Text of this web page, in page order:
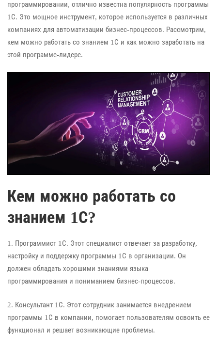
программировании, отлично известна популярность программы
1С. Это мощное инструмент, которое используется в различных
компаниях для автоматизации бизнес-процессов. Рассмотрим,
кем можно работать со знанием 1С и как можно заработать на
этой программе-лидере.
Кем можно работать со
знанием 1С?
1. Программист 1С. Этот специалист отвечает за разработку,
настройку и поддержку программы 1С в организации. Он
должен обладать хорошими знаниями языка
программирования и пониманием бизнес-процессов.
2. Консультант 1С. Этот сотрудник занимается внедрением
программы 1С в компании, помогает пользователям освоить ее
функционал и решает возникающие проблемы.